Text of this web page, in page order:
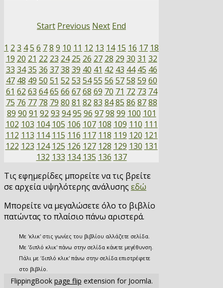
Start Previous Next End
1 2 3 45 6 78 9 10 11 12 13 14 15 16 17 18
19 20 21 22 23 24 25 26 27 28 29 30 31 32
33 34 35 36 37 38 39 40 41 42 43 44 45 46
47 48 49 50 51 52 53 54 55 56 57 58 59 60
61 62 63 64 65 66 67 68 69 70 71 72 73 74
75 76 77 78 79 80 81 82 83 84 85 86 87 88
89 90 91 92 93 94 95 96 97 98 99 100 101
102 103 104 105 106 107 108 109 110 111
112 113 114 115 116 117 118 119 120 121
122 123 124 125 126 127 128 129 130 131
132 133 134 135 136 137
Τις εφημερίδες μπορείτε να τις βρείτε
σε αρχεία υψηλότερης ανάλυσης εδώ
Μπορείτε να μεγαλώσετε όλο το βιβλίο
πατώντας το πλαίσιο πάνω αριστερά.
Με 'κλικ' στις γωνίες του βιβλίου αλλάζετε σελίδα.
Με 'διπλό κλικ' πάνω στην σελίδα κάνετε μεγέθυνση.
Πάλι με 'διπλό κλικ' πάνω στην σελίδα επιστρέφετε
στο βιβλίο.
FlippingBook page flip extension for Joomla.